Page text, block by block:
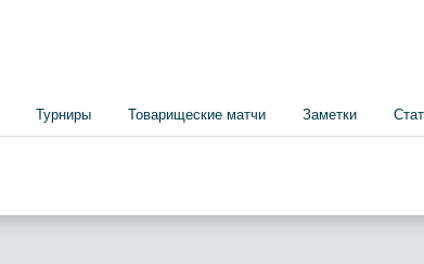
Турниры Товарищеские матчи Заметки